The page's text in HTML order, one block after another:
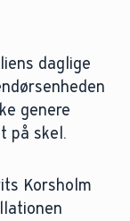
daglige
genere
på skel.
Korsholm